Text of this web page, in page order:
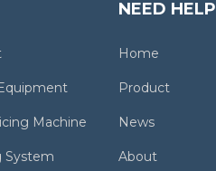
Machine
System
NEED HELP
Home
Product
News
About